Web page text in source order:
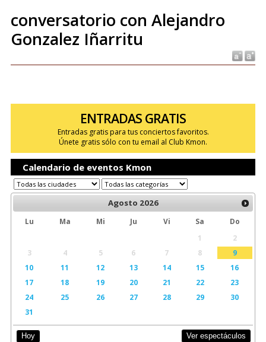
conversatorio con Alejandro
Gonzalez Iñarritu
ENTRADAS GRATIS
Entradas gratis para tus conciertos favoritos.
Únete gratis sólo con tu email al Club Kmon.
Calendario de eventos Kmon
Agosto 2026
Lu Ma Mi Ju Vi Sa
Do
1
2
3
4 5 6 7 8
9
10
11 12 13 14 15
16
17
18 19 20 21 22
23
24
25 26 27 28 29
30
31
Hoy Ver espectáculos